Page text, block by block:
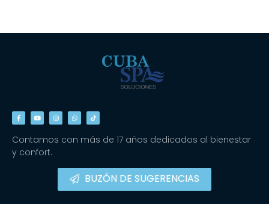
Contamos con más de 17 años dedicados al bienestar
y confort.
BUZÓN DE SUGERENCIAS